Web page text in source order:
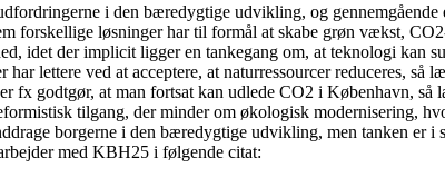
i den bæredygtige udvikling, og
forskellige løsninger har til formål at skabe grøn vækst,
idet der implicit ligger en tankegang om, at teknologi kan
lettere ved at acceptere, at naturressourcer reduceres,
fx godtgør, at man fortsat kan udlede CO2 i København,
tilgang, der minder om økologisk modernisering,
borgerne i den bæredygtige udvikling, men tanken er
med KBH25 i følgende citat: